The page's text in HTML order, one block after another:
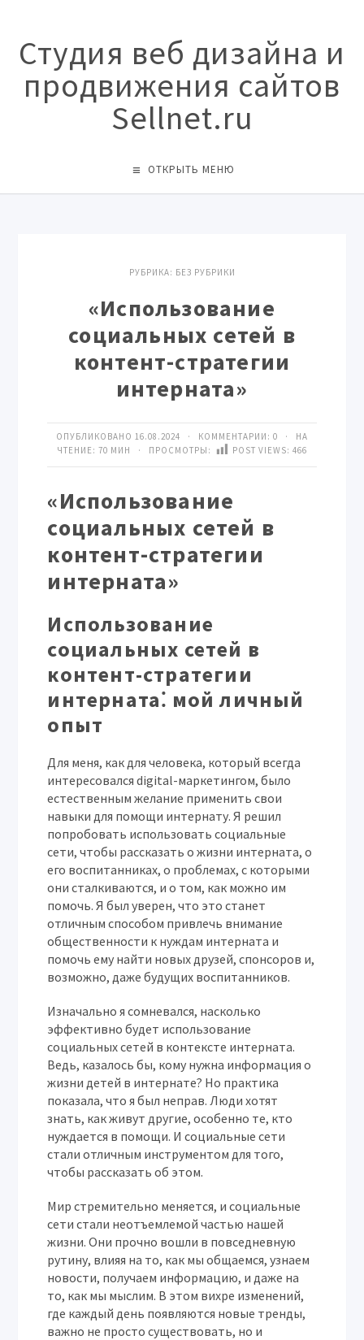
Студия веб дизайна и
продвижения сайтов
Sellnet.ru
ОТКРЫТЬ МЕНЮ
РУБРИКА: БЕЗ РУБРИКИ
«Использование
социальных сетей в
контент-стратегии
интерната»
ОПУБЛИКОВАНО 16.08.2024 · КОММЕНТАРИИ: 0 · НА
ЧТЕНИЕ: 70 МИН · ПРОСМОТРЫ:
POST VIEWS: 466
«Использование
социальных сетей в
контент-стратегии
интерната»
Использование
социальных сетей в
контент-стратегии
интерната⁚ мой личный
опыт
Для меня, как для человека, который всегда
интересовался digital-маркетингом, было
естественным желание применить свои
навыки для помощи интернату. Я решил
попробовать использовать социальные
сети, чтобы рассказать о жизни интерната, о
его воспитанниках, о проблемах, с которыми
они сталкиваются, и о том, как можно им
помочь. Я был уверен, что это станет
отличным способом привлечь внимание
общественности к нуждам интерната и
помочь ему найти новых друзей, спонсоров и,
возможно, даже будущих воспитанников.
Изначально я сомневался, насколько
эффективно будет использование
социальных сетей в контексте интерната.
Ведь, казалось бы, кому нужна информация о
жизни детей в интернате? Но практика
показала, что я был неправ. Люди хотят
знать, как живут другие, особенно те, кто
нуждается в помощи. И социальные сети
стали отличным инструментом для того,
чтобы рассказать об этом.
Мир стремительно меняется, и социальные
сети стали неотъемлемой частью нашей
жизни. Они прочно вошли в повседневную
рутину, влияя на то, как мы общаемся, узнаем
новости, получаем информацию, и даже на
то, как мы мыслим. В этом вихре изменений,
где каждый день появляются новые тренды,
важно не просто существовать, но и